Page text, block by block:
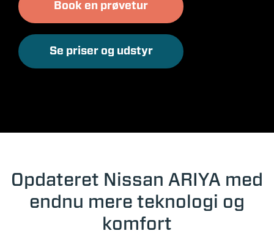
Book en prøvetur
Se priser og udstyr
Opdateret Nissan ARIYA med
endnu mere teknologi og
komfort